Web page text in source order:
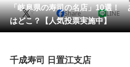
会員記事
メディア
「岐阜県の寿司の名店」10選！
はどこ？【人気投票実施中】
X Share LINE
千成寿司 日置江支店